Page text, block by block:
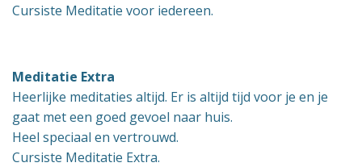
Cursiste Meditatie voor iedereen.
Meditatie Extra
Heerlijke meditaties altijd. Er is altijd tijd voor je en je
gaat met een goed gevoel naar huis.
Heel speciaal en vertrouwd.
Cursiste Meditatie Extra.